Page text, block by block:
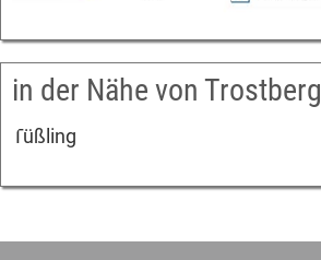
in der Nähe von Trostberg
Tüßling